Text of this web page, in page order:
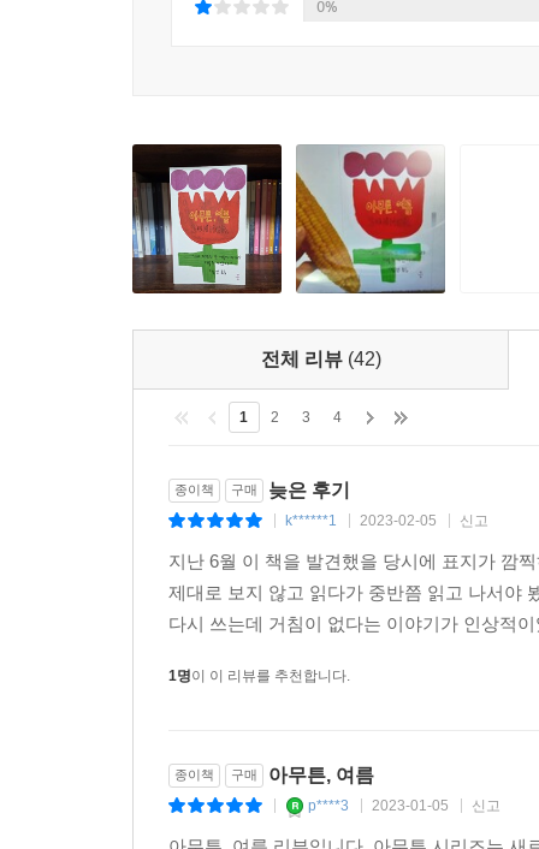
0%
전체 리뷰(42)
종이책 구매 늦은 후기
| k******1 | 2023-02-05 | 신고
지난 6월 이 책을 발견했을 당시에 표지가 깜
제대로 보지 않고 읽다가 중반쯤 읽고 나서야
종이책 구매 아무튼, 여름
p****3 | 2023-01-05 | 신고